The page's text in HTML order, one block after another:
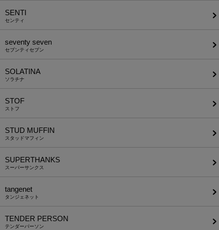
SENTI
センティ
seventy seven
セブンティセブン
SOLATINA
ソラチナ
STOF
ストフ
STUD MUFFIN
スタッドマフィン
SUPERTHANKS
スーパーサンクス
tangenet
タンジェネット
TENDER PERSON
テンダーパーソン